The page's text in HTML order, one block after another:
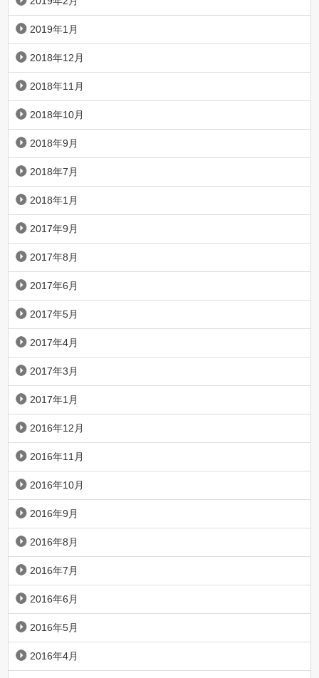
2019年1月
2018年12月
2018年11月
2018年10月
2018年9月
2018年7月
2018年1月
2017年9月
2017年8月
2017年6月
2017年5月
2017年4月
2017年3月
2017年1月
2016年12月
2016年11月
2016年10月
2016年9月
2016年8月
2016年7月
2016年6月
2016年5月
2016年4月